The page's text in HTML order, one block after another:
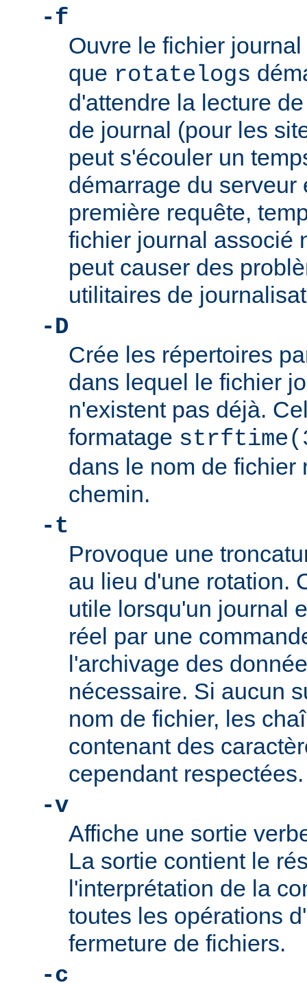
-f
Ouvre le fichier
que rotatelogs
d'attendre la lecture
de journal (pour les
peut s'écouler un
démarrage du serveur
première requête,
fichier journal associé
peut causer des
utilitaires de
-D
Crée les répertoires
dans lequel le fichier
n'existent pas déjà.
formatage
dans le nom de fichier
chemin.
-t
Provoque une
au lieu d'une rotation.
utile lorsqu'un journal
réel par une
l'archivage des
nécessaire. Si aucun
nom de fichier, les
contenant des
cependant respectées.
-v
Affiche une sortie
La sortie contient le
l'interprétation de la
toutes les opérations
fermeture de fichiers.
-c